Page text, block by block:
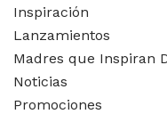
Inspiración
Lanzamientos
Madres que Inspiran
Noticias
Promociones